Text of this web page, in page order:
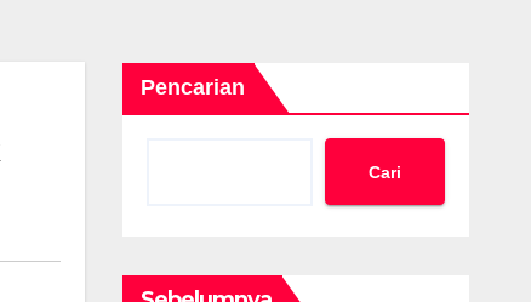
Pencarian
Cari